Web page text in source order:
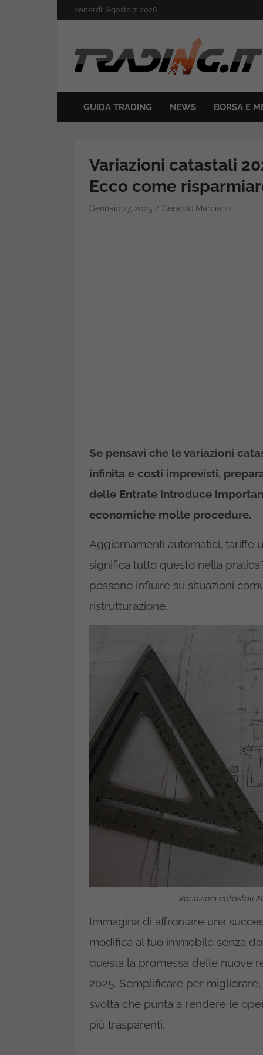
to
venerdì, Agosto 7, 2026
Trading.it
GUIDA TRADING NEWS BORSA E
Variazioni catastali
Ecco come
Gennaio 27, 2025 Gerardo Marciano
Se pensavi che le variazioni
infinita e costi imprevisti,
delle Entrate introduce
economiche molte procedure.
Aggiornamenti automatici, tariffe
significa tutto questo nella
possono influire su situazioni
ristrutturazione.
Variazioni catastali
Immagina di affrontare una
modifica al tuo immobile senza
questa la promessa delle nuove
2025. Semplificare per
svolta che punta a rendere le
più trasparenti.